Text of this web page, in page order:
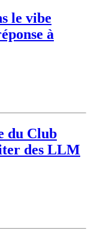
le vibe
à
du Club
des LLM